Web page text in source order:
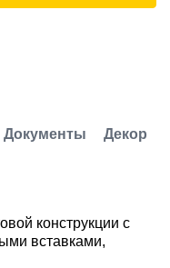
Документы Декор
конструкции с
вставками,